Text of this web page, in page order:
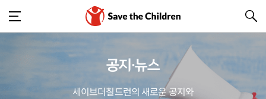
공지·뉴스
세이브더칠드런의 새로운 공지와